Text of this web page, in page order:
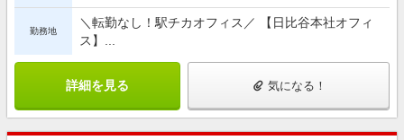
勤務地
＼転勤なし！駅チカオフィス／ 【日比谷本社オフィ
ス】...
詳細を見る 気になる！